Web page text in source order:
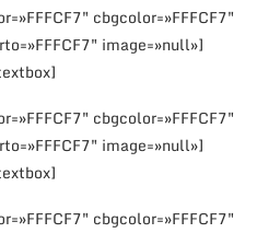
cbgcolor=»FFFCF7″
image=»null»]
cbgcolor=»FFFCF7″
image=»null»]
cbgcolor=»FFFCF7″